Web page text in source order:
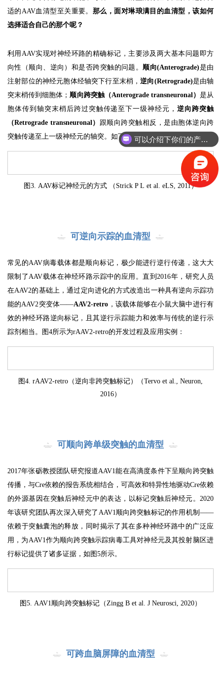
适的AAV血清型至关重要。 那么，面对琳琅满目的血清型，该如何
选择适合自己的那个呢？
利用AAV实现对神经环路的精确标记，主要涉及两大基本问题即方
向性（顺向、逆向）和是否跨突触的问题。顺向(Anterograde)是由
注射部位的神经元胞体经轴突下行至末梢，逆向(Retrograde)是由轴
突末梢传到细胞体；顺向跨突触（Anterograde transneuronal） 是从
胞体传到轴突末梢后跨过突触传递至下一级神经元，逆向跨突触
（Retrograde transneuronal） 跟顺向跨突触相反，是由胞体逆向跨
突触传递至上一级神经元的轴突。如下图所示：
图3. AAV标记神经元的方式 （Strick P L et al. eLS, 2011）
可逆向示踪的血清型
常见的AAV病毒载体都是顺向标记，极少能进行逆行传递，这大大
限制了AAV载体在神经环路示踪中的应用。直到2016年，研究人员
在AAV2的基础上，通过定向进化的方式改造出一种具有逆向示踪功
能的AAV2突变体——AAV2-retro ，该载体能够在小鼠大脑中进行有
效的神经环路逆向标记，且其逆行示踪能力和效率与传统的逆行示
踪剂相当。图4所示为rAAV2-retro的开发过程及应用实例：
图4. rAAV2-retro（逆向非跨突触标记）（Tervo et al., Neuron,
2016）
可顺向跨单级突触的血清型
2017年张砺教授团队研究报道AAV1能在高滴度条件下呈顺向跨突触
传播，与Cre依赖的报告系统相结合，可高效和特异性地驱动Cre依赖
的外源基因在突触后神经元中的表达，以标记突触后神经元。2020
年该研究团队再次深入研究了AAV1顺向跨突触标记的作用机制——
依赖于突触囊泡的释放，同时揭示了其在多种神经环路中的广泛应
用，为AAV1作为顺向跨突触示踪病毒工具对神经元及其投射脑区进
行标记提供了诸多证据，如图5所示。
图5. AAV1顺向跨突触标记（Zingg B et al. J Neurosci, 2020）
可跨血脑屏障的血清型
可以介绍下你们的产品么？